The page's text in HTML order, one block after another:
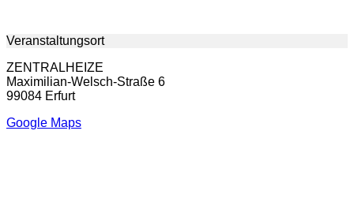
Veranstaltungsort
ZENTRALHEIZE
Maximilian-Welsch-Straße 6
99084 Erfurt
Google Maps